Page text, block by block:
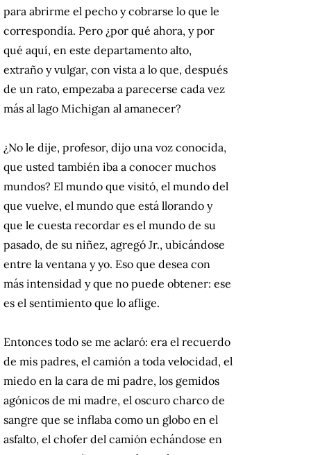
para abrirme el pecho y cobrarse lo que le
correspondía. Pero ¿por qué ahora, y por
qué aquí, en este departamento alto,
extraño y vulgar, con vista a lo que, después
de un rato, empezaba a parecerse cada vez
más al lago Michigan al amanecer?
¿No le dije, profesor, dijo una voz conocida,
que usted también iba a conocer muchos
mundos? El mundo que visitó, el mundo del
que vuelve, el mundo que está llorando y
que le cuesta recordar es el mundo de su
pasado, de su niñez, agregó Jr., ubicándose
entre la ventana y yo. Eso que desea con
más intensidad y que no puede obtener: ese
es el sentimiento que lo aflige.
Entonces todo se me aclaró: era el recuerdo
de mis padres, el camión a toda velocidad, el
miedo en la cara de mi padre, los gemidos
agónicos de mi madre, el oscuro charco de
sangre que se inflaba como un globo en el
asfalto, el chofer del camión echándose en